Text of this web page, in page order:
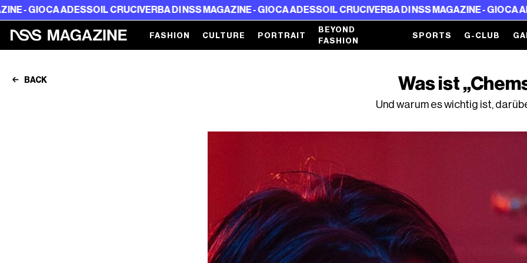
IL CRUCIVERBA DI NSS MAGAZINE - GIOCA ADESSOIL CRUCIVERBA DI NSS MAGAZINE - GIOCA ADESSOIL
FASHION CULTURE PORTRAIT
BEYOND
FASHION
SPORTS G-CLUB
BACK Was ist
Und warum es wichtig ist,